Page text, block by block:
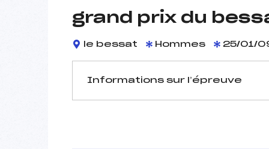
grand prix du
le bessat Hommes 25/01/
Informations sur l’épreuve